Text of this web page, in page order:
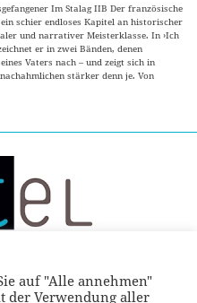
Im Stalag IIB Der französische
schier endloses Kapitel an historischer
und narrativer Meisterklasse. In ›Ich
er in zwei Bänden, denen
Vaters nach – und zeigt sich in
stärker denn je. Von
auf "Alle annehmen"
der Verwendung aller